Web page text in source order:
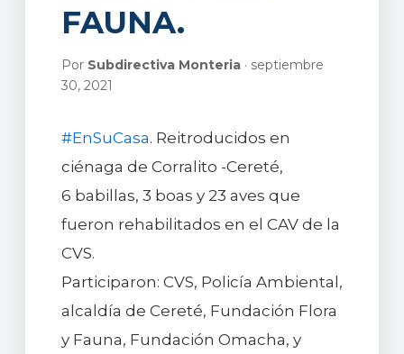
FAUNA.
Por Subdirectiva Monteria· septiembre
30, 2021
#EnSuCasa. Reitroducidos en
ciénaga de Corralito -Cereté,
6 babillas, 3 boas y 23 aves que
fueron rehabilitados en el CAV de la
CVS.
Participaron: CVS, Policía Ambiental,
alcaldía de Cereté, Fundación Flora
y Fauna, Fundación Omacha, y